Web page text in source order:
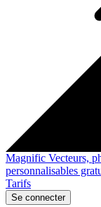
Magnific Vecteurs,
personnalisables
Tarifs
Se connecter